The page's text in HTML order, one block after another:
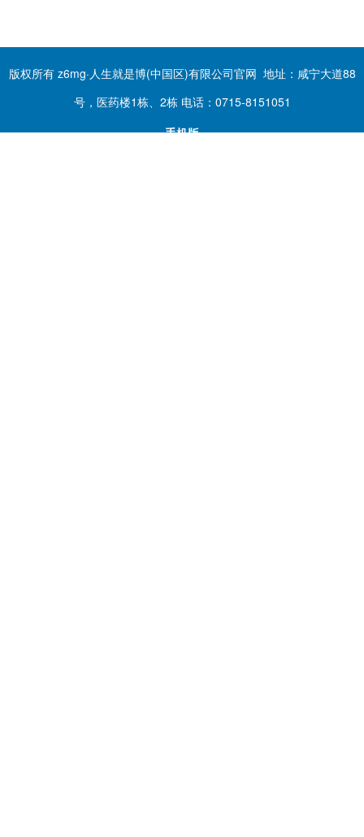
版权所有 z6mg·人生就是博(中国区)有限公司官网 地址：咸宁大道88
号，医药楼1栋、2栋 电话：0715-8151051
手机版